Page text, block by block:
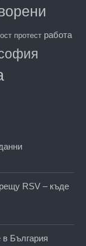
протест работа
RSV – къде
България